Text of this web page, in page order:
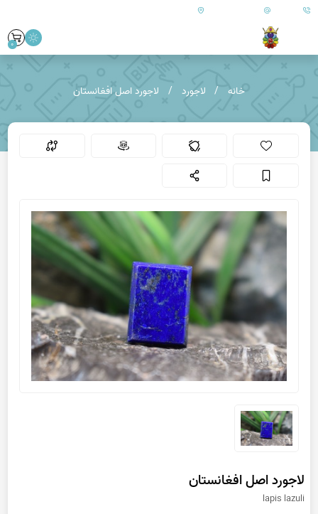
09179890157 ایران - فارس - کازرون
0
خانه لاجورد لاجورد اصل افغانستان
لاجورد اصل افغانستان
lapis lazuli